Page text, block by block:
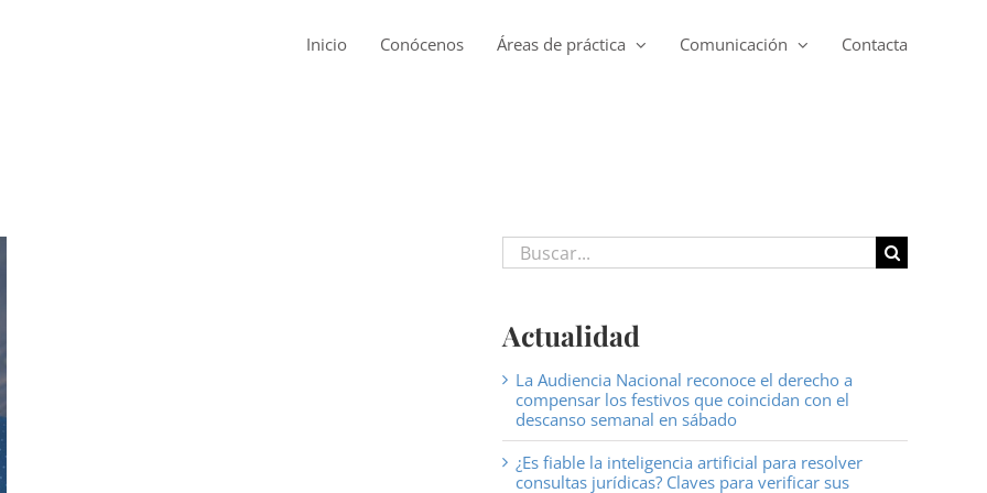
Inicio Conócenos Áreas de práctica Comunicación Contacta
Buscar:
Actualidad
La Audiencia Nacional reconoce el derecho a
compensar los festivos que coincidan con el
descanso semanal en sábado
¿Es fiable la inteligencia artificial para resolver
consultas jurídicas? Claves para verificar sus